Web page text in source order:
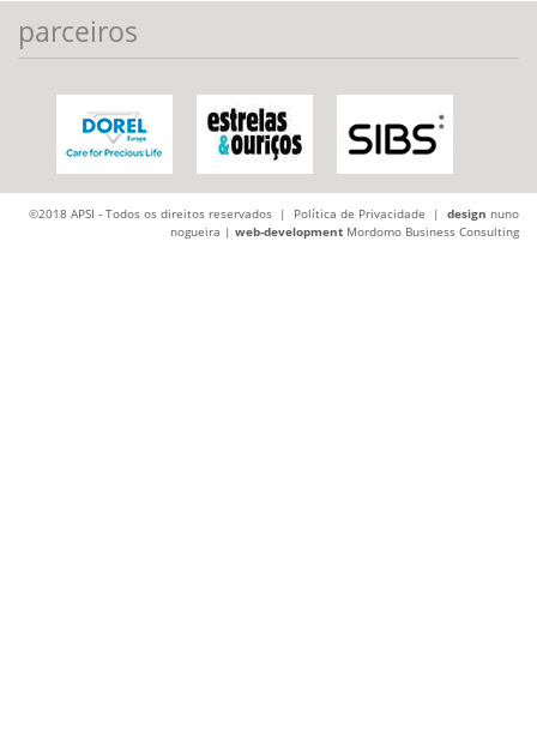
parceiros
©2018 APSI - Todos os direitos reservados | Política de Privacidade | design nuno
nogueira | web-development Mordomo Business Consulting